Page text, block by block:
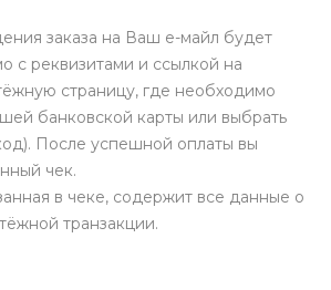
заказа на Ваш е-майл будет
с реквизитами и ссылкой на
страницу, где необходимо
банковской карты или выбрать
После успешной оплаты вы
чек.
в чеке, содержит все данные о
транзакции.